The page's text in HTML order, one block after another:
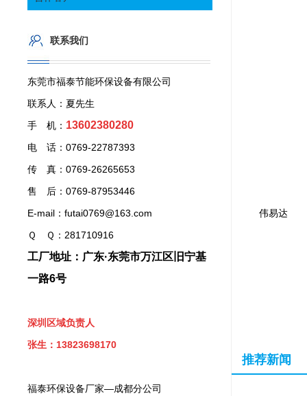
伟易达
推荐新闻
联系我们
东莞市福泰节能环保设备有限公司
联系人：夏先生
手 机： 13602380280
电 话：0769-22787393
传 真：0769-26265653
售 后：0769-87953446
E-mail：futai0769@163.com
Ｑ Ｑ：281710916
工厂地址：广东·东莞市万江区旧宁基
一路6号
深圳区域负责人
张生：13823698170
福泰环保设备厂家—成都分公司